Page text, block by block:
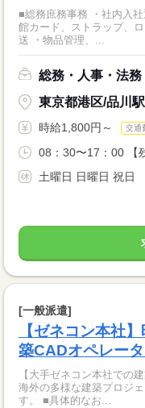
■総務庶務事務 ・社内入
館カード、ストラップ、
送 ・物品管理、...
総務・人事・法
東京都港区/品川駅
時給1,800円～ 交通
08：30〜17：00
土曜日 日曜日 祝日
[一般派遣]
【ゼネコン本社
築CADオペレー
【大手ゼネコン本社での
海外の多様な建築プロジ
す。 ■具体的なお...